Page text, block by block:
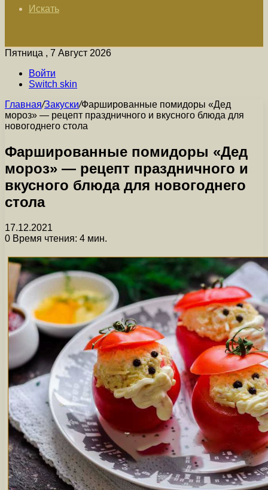
Искать
Пятница , 7 Август 2026
Войти
Switch skin
Главная/Закуски/Фаршированные помидоры «Дед
мороз» — рецепт праздничного и вкусного блюда для
новогоднего стола
Фаршированные помидоры «Дед
мороз» — рецепт праздничного и
вкусного блюда для новогоднего
стола
17.12.2021
0 Время чтения: 4 мин.